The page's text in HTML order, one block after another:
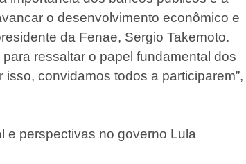
o desenvolvimento econômico e
da Fenae, Sergio Takemoto.
ressaltar o papel fundamental dos
convidamos todos a participarem”,
e perspectivas no governo Lula